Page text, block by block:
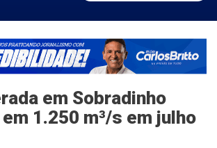
em Sobradinho
1.250 m³/s em julho